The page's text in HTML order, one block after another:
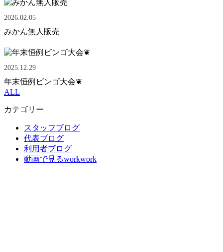
2026.02.05
みかん無人販売
2025.12.29
年末恒例ビンゴ大会❦
ALL
カテゴリー
スタッフブログ
代表ブログ
利用者ブログ
動画で見るworkwork